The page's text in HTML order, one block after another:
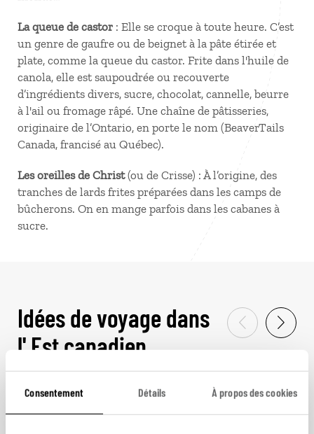
Consentement Détails À propos des cookies
La queue de castor : Elle se croque à toute heure. C’est
un genre de gaufre ou de beignet à la pâte étirée et
plate, comme la queue du castor. Frite dans l'huile de
canola, elle est saupoudrée ou recouverte
d’ingrédients divers, sucre, chocolat, cannelle, beurre
à l'ail ou fromage râpé. Une chaîne de pâtisseries,
originaire de l’Ontario, en porte le nom (BeaverTails
Canada, francisé au Québec).
Les oreilles de Christ(ou de Crisse) : À l’origine, des
tranches de lards frites préparées dans les camps de
bûcherons. On en mange parfois dans les cabanes à
sucre.
Idées de voyage dans
l' Est canadien
Canada